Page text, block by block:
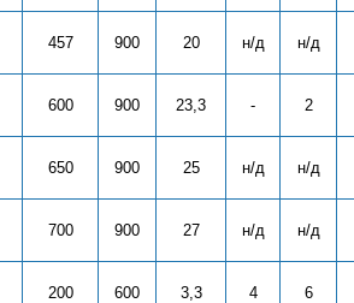
457 900 20 н/д н/д
600 900 23,3 - 2
650 900 25 н/д н/д
700 900 27 н/д н/д
200 600 3,3 4 6